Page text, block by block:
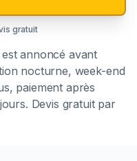
gratuit
annoncé avant
nocturne, week-end
paiement après
Devis gratuit par